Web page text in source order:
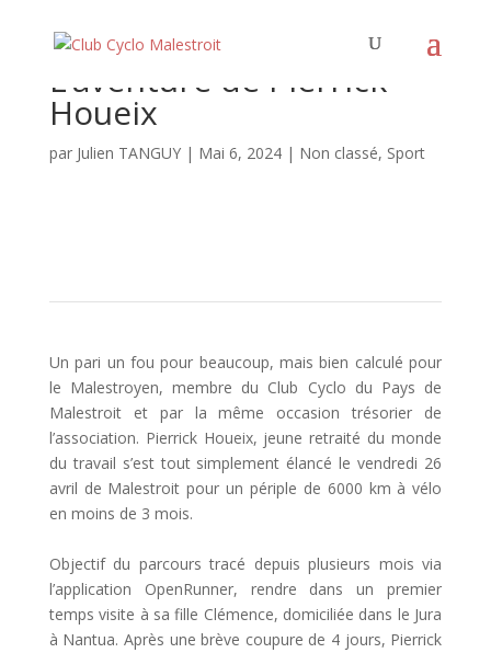
L’aventure de Pierrick
Houeix
par Julien TANGUY| Mai 6, 2024| Non classé, Sport
Un pari un fou pour beaucoup, mais bien calculé pour
le Malestroyen, membre du Club Cyclo du Pays de
Malestroit et par la même occasion trésorier de
l’association. Pierrick Houeix, jeune retraité du monde
du travail s’est tout simplement élancé le vendredi 26
avril de Malestroit pour un périple de 6000 km à vélo
en moins de 3 mois.
Objectif du parcours tracé depuis plusieurs mois via
l’application OpenRunner, rendre dans un premier
temps visite à sa fille Clémence, domiciliée dans le Jura
à Nantua. Après une brève coupure de 4 jours, Pierrick